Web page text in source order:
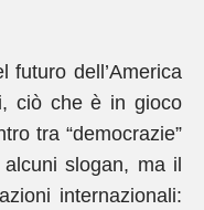
futuro dell’America
ciò che è in gioco
tra “democrazie”
slogan, ma il
internazionali: